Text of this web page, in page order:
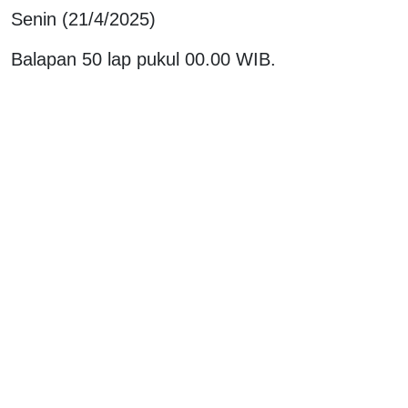
Senin (21/4/2025)
Balapan 50 lap pukul 00.00 WIB.